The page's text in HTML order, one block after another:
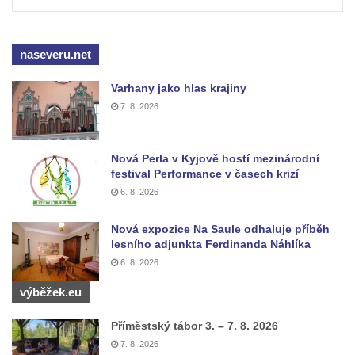
Kenotaf Josefa Stolle na hřbitově v Dolním
Podluží
Pomník obětem 1. světové války na
židovském hřbitově v Mostě
Hrob Aloise Podrábského na hřbitově v
Račicích
Pamětní deska Miroslava Švice na domě
čp. 43 v Lužci nad Vltavou
Pomník obětem 2. světové války v ulici 1.
máje v Lužci nad Vltavou
Pomník obětem válek v ulici 1. máje v Lužci
nad Vltavou
Hrob Vladislava Neumana v Hostíně u
Vojkovic
naseveru.net
Varhany jako hlas krajiny
7. 8. 2026
Nová Perla v Kyjově hostí mezinárodní
festival Performance v časech krizí
6. 8. 2026
Nová expozice Na Saule odhaluje příběh
lesního adjunkta Ferdinanda Náhlíka
6. 8. 2026
výběžek.eu
Příměstský tábor 3. – 7. 8. 2026
7. 8. 2026